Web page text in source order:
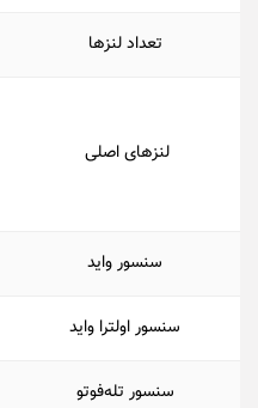
تعداد لنزها
لنزهای اصلی
سنسور واید
سنسور اولترا واید
سنسور تله‌فوتو